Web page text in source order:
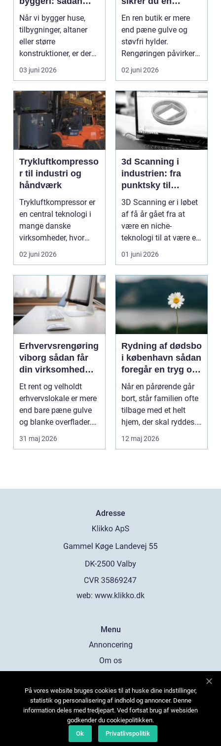
skaber de
sikkerhed og
tryghed
Når vi bygger huse,
tilbygninger, altaner
eller større
konstruktioner, er der
én ting, der altid ska...
03 juni 2026
indbydende butik
hver dag
En ren butik er mere
end pæne gulve og
støvfri hylder.
Rengøringen påvirker
kundernes
førstehåndsind...
02 juni 2026
Trykluftkompresso
r til industri og
håndværk
Trykluftkompressor er
en central teknologi i
mange danske
virksomheder, hvor
stabil forsyning af try...
02 juni 2026
3d Scanning i
industrien: fra
punktsky til
præcist
projektgrundlag
3D Scanning er i løbet
af få år gået fra at
være en niche-
teknologi til at være et
helt almindeligt ...
01 juni 2026
Erhvervsrengøring
viborg sådan får
din virksomhed
mere tid og bedre
arbejdsmiljø
Et rent og velholdt
erhvervslokale er mere
end bare pæne gulve
og blanke overflader.
Rengøringen påv...
31 maj 2026
Rydning af dødsbo
i københavn sådan
foregår en tryg og
effektiv proces
Når en pårørende går
bort, står familien ofte
tilbage med et helt
hjem, der skal ryddes.
Møbler, per...
12 maj 2026
Adresse
web: www.klikko.dk
Menu
Annoncering
Om os
Kontakt os
Sitemap
På vores website bruges cookies til at huske dine indstillinger,
statistik og personalisering af indhold og annoncer. Denne
information deles med tredjepart. Ved fortsat brug af websiden
godkender du cookiepolitikken.
Ok
Privatlivspolitik